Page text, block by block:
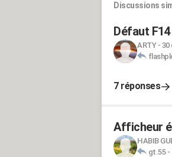
Discussions
Défaut
ARTY- 30
7 réponses
Afficheur
HABIB
gt.55-